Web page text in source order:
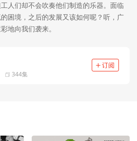
人们却不会吹奏他们制造的乐器。面临
困境，之后的发展又该如何呢？听，广
地向我们袭来。
344集